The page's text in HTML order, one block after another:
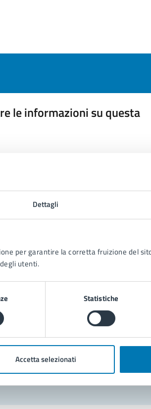
Dettagli
per garantire la corretta fruizione del
utenti.
Statistiche
Accetta selezionati
le informazioni su questa
1 a 5 stelle)
per valutare la chiarezza delle